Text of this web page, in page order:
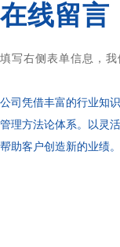
在线留言
填写右侧表单信息，我
公司凭借丰富的行业知
管理方法论体系。以灵
帮助客户创造新的业绩。